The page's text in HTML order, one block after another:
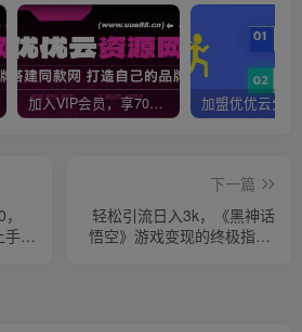
加入VIP会员，享70%的推广提成，免费学习多种网上创业课程，菜鸟秒变大神！
，
下一篇
轻松引流日入3k，《黑神话
悟空》游戏变现的终极指南!